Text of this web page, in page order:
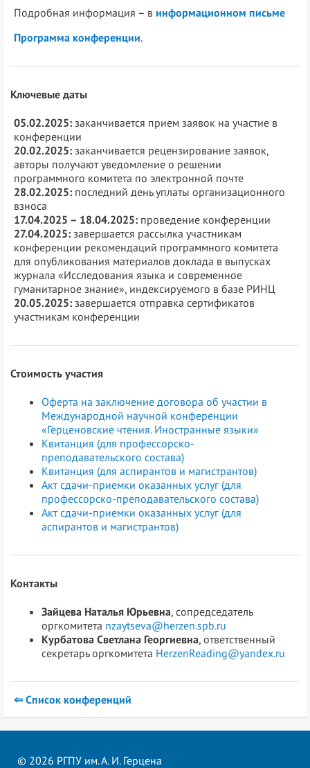
Подробная информация – в информационном письме
Программа конференции.
Ключевые даты
05.02.2025: заканчивается прием заявок на участие в
конференции
20.02.2025: заканчивается рецензирование заявок,
авторы получают уведомление о решении
программного комитета по электронной почте
28.02.2025: последний день уплаты организационного
взноса
17.04.2025 – 18.04.2025: проведение конференции
27.04.2025: завершается рассылка участникам
конференции рекомендаций программного комитета
для опубликования материалов доклада в выпусках
журнала «Исследования языка и современное
гуманитарное знание», индексируемого в базе РИНЦ
20.05.2025: завершается отправка сертификатов
участникам конференции
Стоимость участия
Оферта на заключение договора об участии в
Международной научной конференции
«Герценовские чтения. Иностранные языки»
Квитанция (для профессорско-
преподавательского состава)
Квитанция (для аспирантов и магистрантов)
Акт сдачи-приемки оказанных услуг (для
профессорско-преподавательского состава)
Акт сдачи-приемки оказанных услуг (для
аспирантов и магистрантов)
Контакты
Зайцева Наталья Юрьевна, сопредседатель
оргкомитета nzaytseva@herzen.spb.ru
Курбатова Светлана Георгиевна, ответственный
секретарь оргкомитета HerzenReading@yandex.ru
⇐ Список конференций
© 2026 РГПУ им. А. И. Герцена